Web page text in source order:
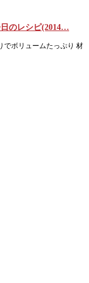
のレシピ(2014…
でボリュームたっぷり 材